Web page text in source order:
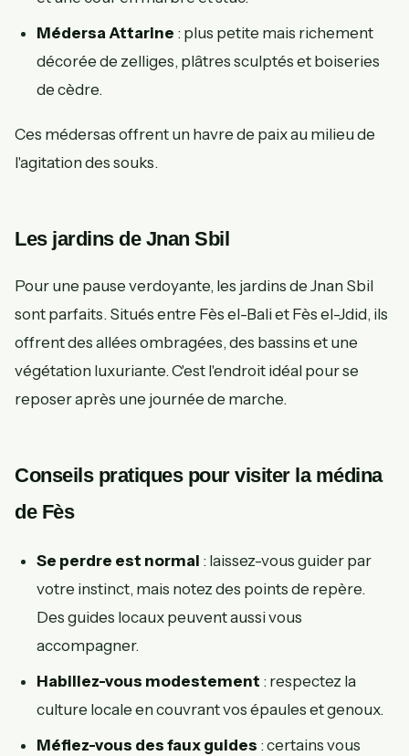
Médersa Attarine : plus petite mais richement
décorée de zelliges, plâtres sculptés et boiseries
de cèdre.
Ces médersas offrent un havre de paix au milieu de
l'agitation des souks.
Les jardins de Jnan Sbil
Pour une pause verdoyante, les jardins de Jnan Sbil
sont parfaits. Situés entre Fès el-Bali et Fès el-Jdid, ils
offrent des allées ombragées, des bassins et une
végétation luxuriante. C'est l'endroit idéal pour se
reposer après une journée de marche.
Conseils pratiques pour visiter la médina
de Fès
Se perdre est normal : laissez-vous guider par
votre instinct, mais notez des points de repère.
Des guides locaux peuvent aussi vous
accompagner.
Habillez-vous modestement : respectez la
culture locale en couvrant vos épaules et genoux.
Méfiez-vous des faux guides : certains vous